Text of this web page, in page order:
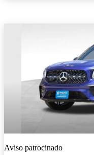
Aviso patrocinado